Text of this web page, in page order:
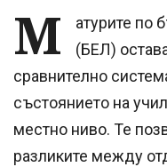
М
атурите по
(БЕЛ)
сравнително
състоянието на
местно ниво. Те
разликите между